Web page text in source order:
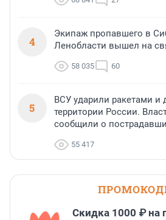
4
Экипаж пропавшего в
Ленобласти вышел на
58 035 60
5
ВСУ ударили ракетами и
территории России.
сообщили о
55 417
Скидка 1000 ₽ на